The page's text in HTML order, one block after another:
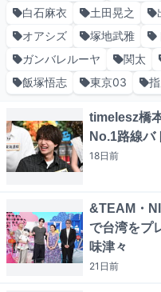
白石麻衣
土田晃之
オアシズ
塚地武雅
ガンバレルーヤ
関太
飯塚悟志
東京03
timelesz橋
No.1路線バ
18日前
&TEAM・
で台湾をプ
味津々
21日前